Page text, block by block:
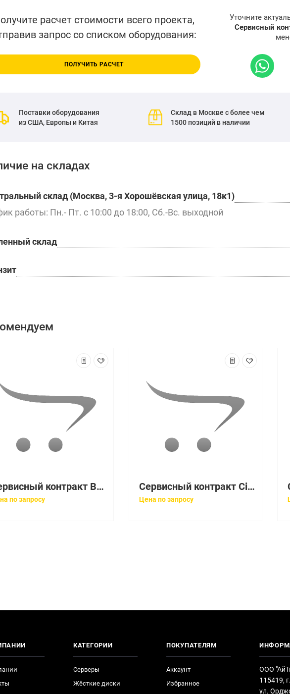
расчет стоимости всего проекта,
запрос со списком оборудования:
ПОЛУЧИТЬ РАСЧЕТ
Уточните
Сервисный
Поставки оборудования
из США, Европы и Китая
Склад в Москве с более чем
1500 позиций в наличии
на складах
склад (Москва, 3-я Хорошёвская улица, 18к1)
работы: Пн.- Пт. с 10:00 до 18:00, Сб.-Вс. выходной
склад
Сервисный контракт BZ-ISR44SEC
по запросу
Сервисный контракт Cisco CON-3SNT-1921
Цена по запросу
КАТЕГОРИИ
Серверы
Жёсткие диски
ПОКУПАТЕЛЯМ
Аккаунт
Избранное
ООО
115419,
ул.